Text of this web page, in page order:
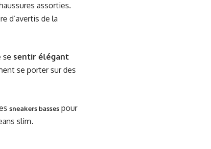
assorties.
d’avertis de la
se sentir élégant
se porter sur des
sneakers basses pour
slim.